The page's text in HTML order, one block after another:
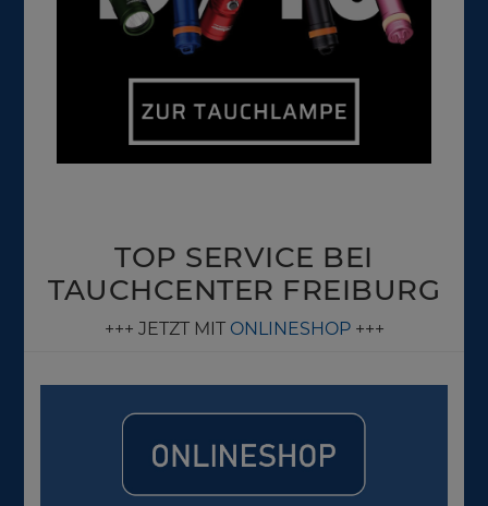
TOP SERVICE BEI
TAUCHCENTER FREIBURG
+++ JETZT MIT ONLINESHOP+++